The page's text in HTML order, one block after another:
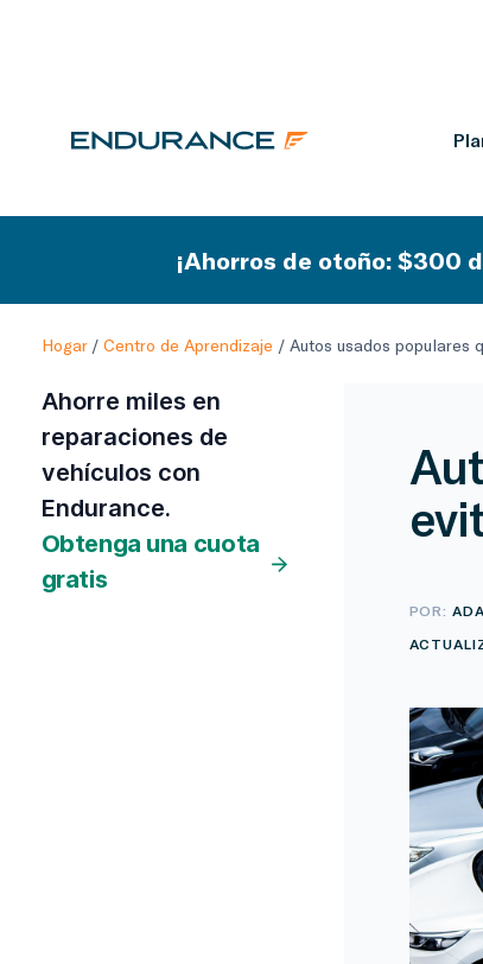
¡Ahorros de otoño: $300
Hogar/ Centro de Aprendizaje / Autos usados populares
Ahorre miles en
reparaciones de
vehículos con
Endurance.
Obtenga una cuota
gratis
POR: